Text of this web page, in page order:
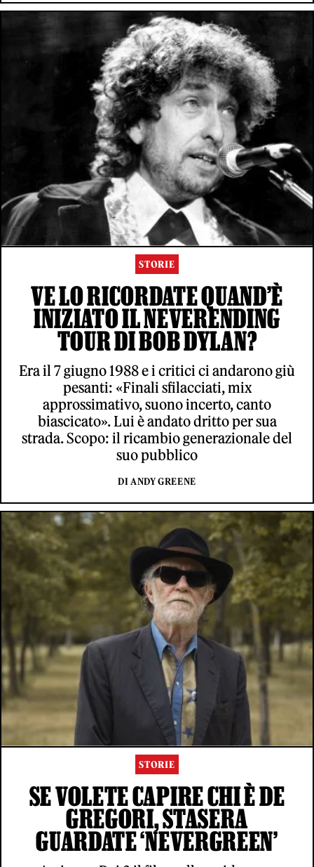
STORIE
VE LO RICORDATE QUAND’È
INIZIATO IL NEVERENDING
TOUR DI BOB DYLAN?
Era il 7 giugno 1988 e i critici ci andarono giù
pesanti: «Finali sfilacciati, mix
approssimativo, suono incerto, canto
biascicato». Lui è andato dritto per sua
strada. Scopo: il ricambio generazionale del
suo pubblico
DI ANDY GREENE
STORIE
SE VOLETE CAPIRE CHI È DE
GREGORI, STASERA
GUARDATE ‘NEVERGREEN’